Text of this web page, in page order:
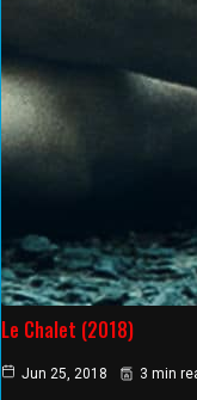
Le Chalet (2018)
Jun 25, 2018 3 min